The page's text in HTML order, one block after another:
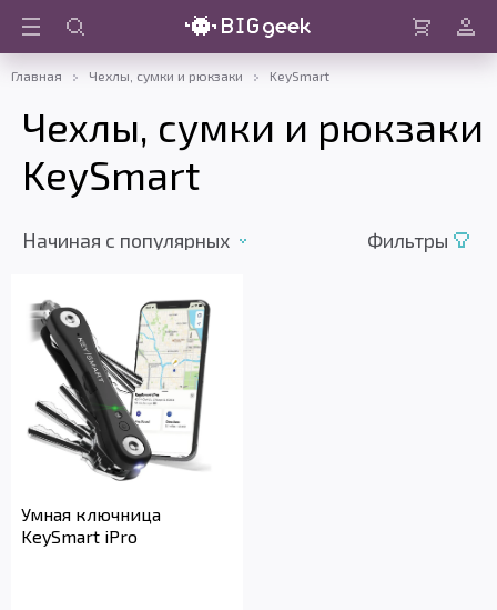
Войти
Главная Чехлы, сумки и рюкзаки KeySmart
Чехлы, сумки и рюкзаки
KeySmart
Начиная c популярных Фильтры
Умная ключница
KeySmart iPro